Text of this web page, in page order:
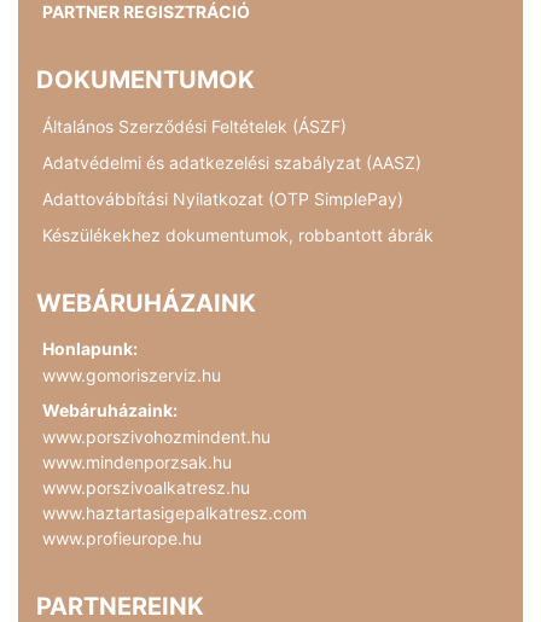
PARTNER REGISZTRÁCIÓ
DOKUMENTUMOK
Általános Szerződési Feltételek (ÁSZF)
Adatvédelmi és adatkezelési szabályzat (AASZ)
Adattovábbítási Nyilatkozat (OTP SimplePay)
Készülékekhez dokumentumok, robbantott ábrák
WEBÁRUHÁZAINK
Honlapunk:
www.gomoriszerviz.hu
Webáruházaink:
www.porszivohozmindent.hu
www.mindenporzsak.hu
www.porszivoalkatresz.hu
www.haztartasigepalkatresz.com
www.profieurope.hu
PARTNEREINK